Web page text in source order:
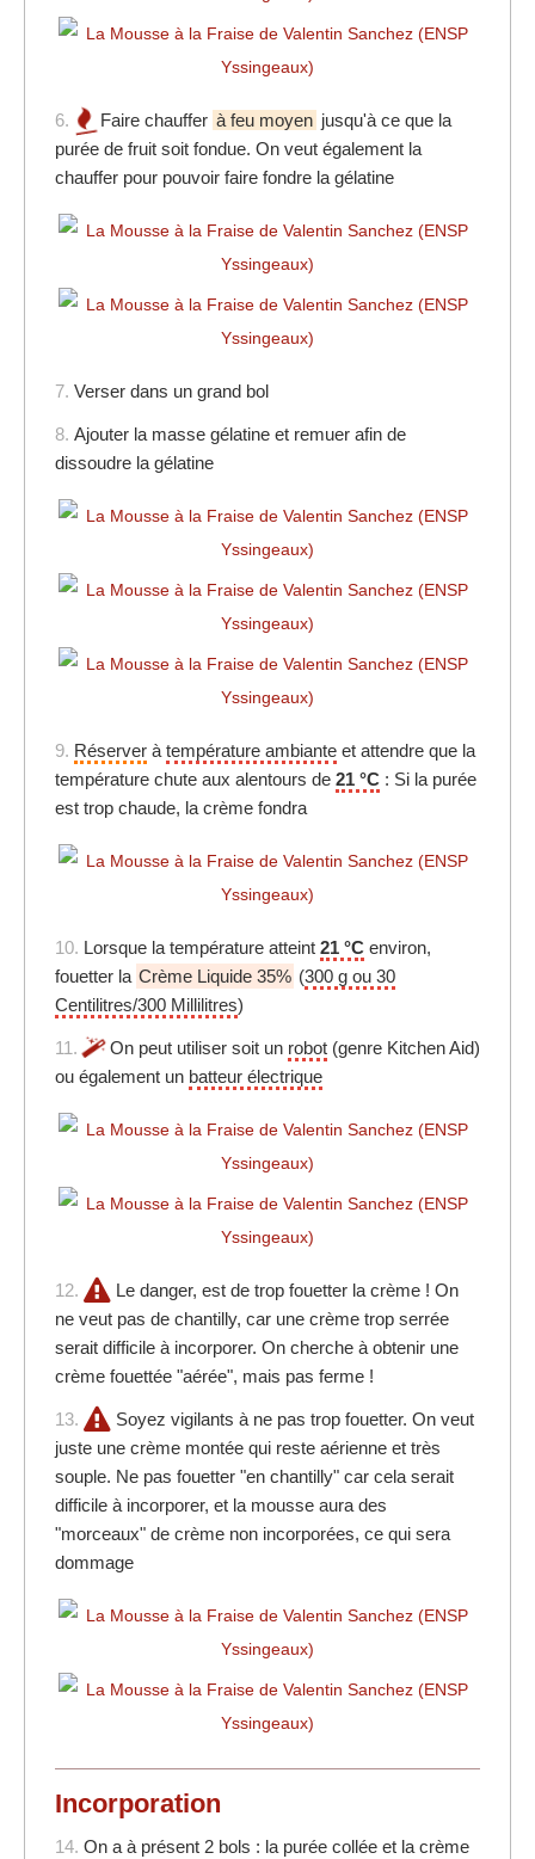
6. Faire chauffer à feu moyen jusqu'à ce que la
purée de fruit soit fondue. On veut également la
chauffer pour pouvoir faire fondre la gélatine
7. Verser dans un grand bol
8. Ajouter la masse gélatine et remuer afin de
dissoudre la gélatine
9. Réserver àtempérature ambiante et attendre que la
température chute aux alentours de 21 °C : Si la purée
est trop chaude, la crème fondra
10. Lorsque la température atteint 21 °C environ,
fouetter la Crème Liquide 35% (300 g ou 30
Centilitres/300 Millilitres)
11. On peut utiliser soit un robot (genre Kitchen Aid)
ou également un batteur électrique
12.
Le danger, est de trop fouetter la crème ! On
ne veut pas de chantilly, car une crème trop serrée
serait difficile à incorporer. On cherche à obtenir une
crème fouettée "aérée", mais pas ferme !
13.
Soyez vigilants à ne pas trop fouetter. On veut
juste une crème montée qui reste aérienne et très
souple. Ne pas fouetter "en chantilly" car cela serait
difficile à incorporer, et la mousse aura des
"morceaux" de crème non incorporées, ce qui sera
dommage
Incorporation
14. On a à présent 2 bols : la purée collée et la crème